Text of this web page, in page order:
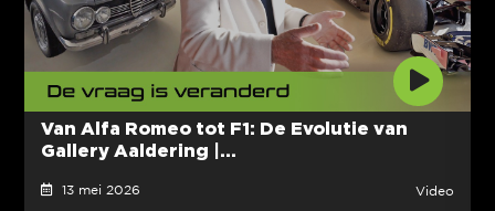
Van Alfa Romeo tot F1: De Evolutie van
Gallery Aaldering |...
13 mei 2026 Video